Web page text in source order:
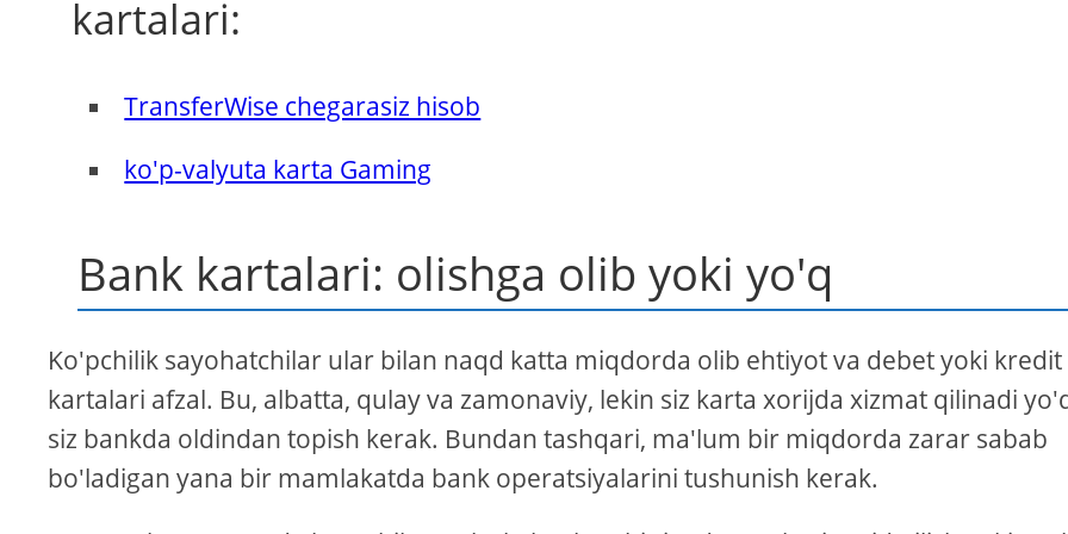
kartalari:
TransferWise chegarasiz hisob
ko'p-valyuta karta Gaming
Bank kartalari: olishga olib yoki yo'q
Ko'pchilik sayohatchilar ular bilan naqd katta miqdorda olib ehtiyot va debet yoki kredit
kartalari afzal. Bu, albatta, qulay va zamonaviy, lekin siz karta xorijda xizmat qilinadi
siz bankda oldindan topish kerak. Bundan tashqari, ma'lum bir miqdorda zarar sabab
bo'ladigan yana bir mamlakatda bank operatsiyalarini tushunish kerak.